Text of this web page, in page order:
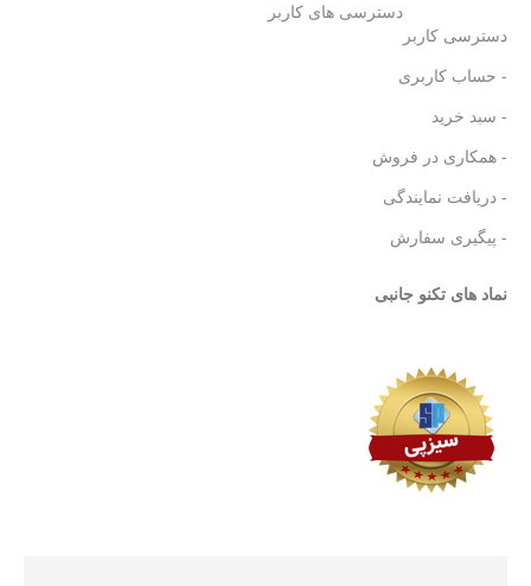
دسترسی کاربر
دسترسی های کاربر
- حساب کاربری
- سبد خرید
- همکاری در فروش
- دریافت نمایندگی
- پیگیری سفارش
نماد های تکنو جانبی